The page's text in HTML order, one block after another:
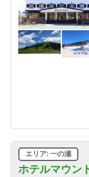
ホテルマウン
エリア: 一の瀬